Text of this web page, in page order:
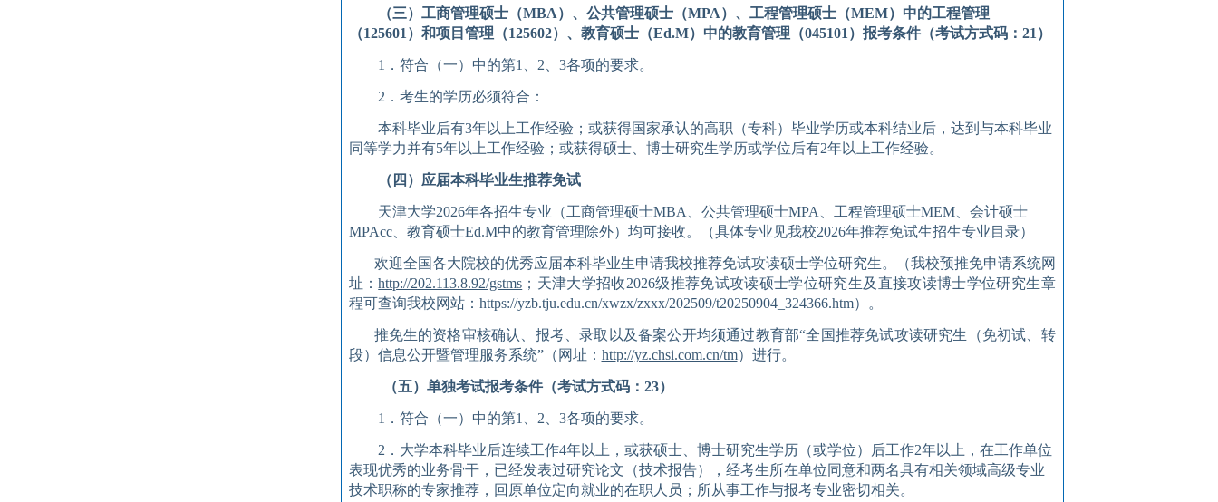
（三）工商管理硕士（MBA） 、公共管理硕士（MPA） 、工程管理硕士（MEM） 中的工程管理
（125601 ） 和项目管理 （125602）、教育硕士（Ed.M）中的教育管理（045101 ） 报考条件（考试方式码： 21 ）
1 ．符合（一）中的第1 2 3各项的要求。
2 ． 考生的学历必须符合：
本科毕业后有3年以上工作经验； 或获得国家承认的高职 （专科） 毕业学历或本科结业后，达到与本科毕业
同等学力并有5年以上工作经验； 或获得硕士、博士研究生学历或学位后有2年以上工作经验。
（四）应届本科毕业生推荐免试
天津大学2026年各招生专业（工商管理硕士MBA 、公共管理硕士MPA 、工程管理硕士MEM、会计硕士
MPAcc、 教育硕士Ed.M中的教育管理除外）均可接收。（具体专业见我校2026年推荐免试生招生专业目录）
欢迎全国各大院校的优秀应届本科毕业生申请我校推荐免试攻读硕士学位研究生。 （我校预推免申请系统网
址 ：http://202.113.8.92/gstms ； 天津大学招收2026级推荐免试攻读硕士学位研究生及直接攻读博士学位研究生章
程可查询我校网站： https://yzb.tju.edu.cn/xwzx/zxxx/202509/t20250904_324366.htm） 。
推免生的资格审核确认、报考、录取以及备案公开均须通过教育部“全国推荐免试攻读研究生（免初试、转
段）信息公开暨管理服务系统”（网址： http://yz.chsi.com.cn/tm）进行。
（五）单独考试报考条件（考试方式码： 23）
1 ．符合（一）中的第1 2 3各项的要求。
2 ．大学本科毕业后连续工作4年以上，或获硕士、 博士研究生学历（或学位） 后工作2年以上， 在工作单位
表现优秀的业务骨干，已经发表过研究论文（技术报告），经考生所在单位同意和两名具有相关领域高级专业
技术职称的专家推荐， 回原单位定向就业的在职人员； 所从事工作与报考专业密切相关。